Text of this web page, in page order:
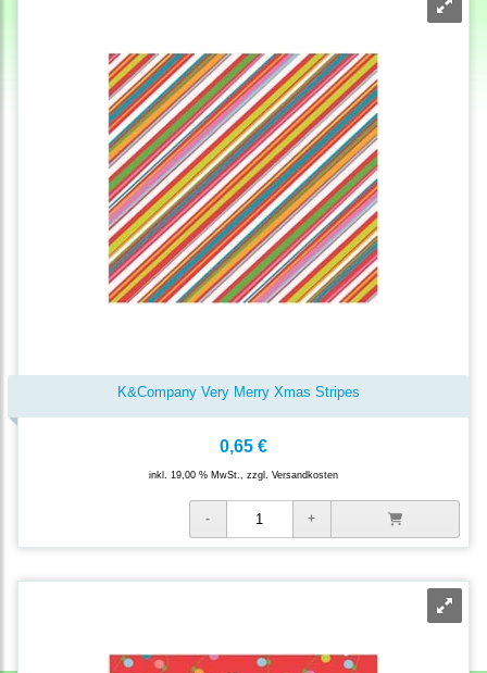
K&Company Very Merry Xmas Stripes
0,65 €
inkl. 19,00 % MwSt., zzgl. Versandkosten